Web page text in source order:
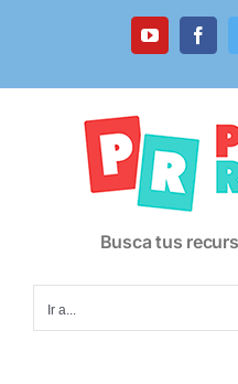
YouTube
Busca tus
Ir a...